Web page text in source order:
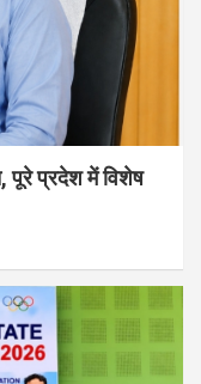
पूरे प्रदेश में विशेष